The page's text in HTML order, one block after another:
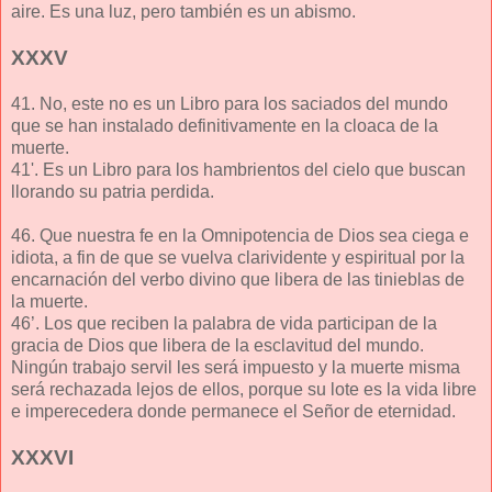
aire. Es una luz, pero también es un abismo.
XXXV
41. No, este no es un Libro para los saciados del mundo
que se han instalado definitivamente en la cloaca de la
muerte.
41'. Es un Libro para los hambrientos del cielo que buscan
llorando su patria perdida.
46. Que nuestra fe en la Omnipotencia de Dios sea ciega e
idiota, a fin de que se vuelva clarividente y espiritual por la
encarnación del verbo divino que libera de las tinieblas de
la muerte.
46’. Los que reciben la palabra de vida participan de la
gracia de Dios que libera de la esclavitud del mundo.
Ningún trabajo servil les será impuesto y la muerte misma
será rechazada lejos de ellos, porque su lote es la vida libre
e imperecedera donde permanece el Señor de eternidad.
XXXVI